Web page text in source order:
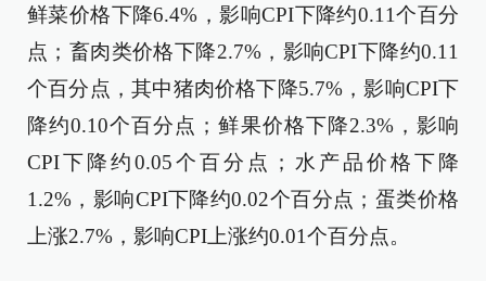
鲜菜价格下降6.4%，影响CPI下降约0.11个百分
点；畜肉类价格下降2.7%，影响CPI下降约0.11
个百分点，其中猪肉价格下降5.7%，影响CPI下
降约0.10个百分点；鲜果价格下降2.3%，影响
CPI下降约0.05个百分点；水产品价格下降
1.2%，影响CPI下降约0.02个百分点；蛋类价格
上涨2.7%，影响CPI上涨约0.01个百分点。